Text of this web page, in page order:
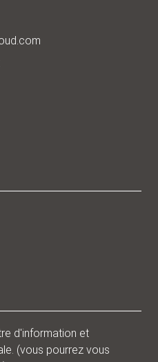
d'information et
(vous pourrez vous